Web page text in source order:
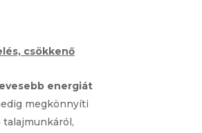
csökkenő
energiát
megkönnyíti